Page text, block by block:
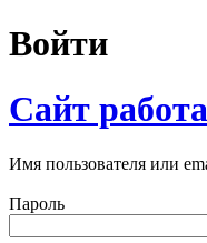
Войти
Сайт
Имя пользователя или
Пароль